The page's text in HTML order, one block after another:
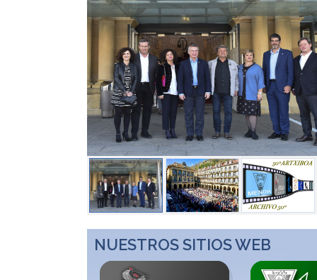
NUESTROS SITIOS WEB